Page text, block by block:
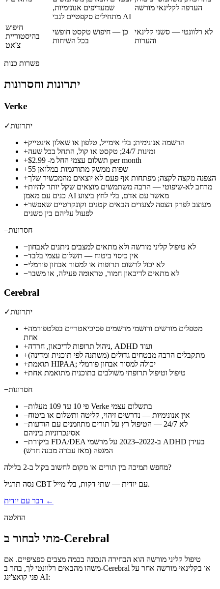
שמעדיפים אנונימיות,
מתחילים סקפטיים לגבי AI
העדפה לקלינאי מורשה
חיפוש
בהיסטוריית
צ'אט
כן — חיפוש טקסט חופשי
בכל השיחות
לא רלוונטי — סשני קלינאי
והערות
פשרות כנות
יתרונות וחסרונות
Verke
✓יתרונות
+הרשמה אנונימית; בלי אימייל, טלפון או שאלון אינטייק
+
זמינות 24/7; טקסט או קול, התחל בכל שעה
+
תשלום עצמי החל מ- $2.99 per month
+
55 שפות ממשק מתורגמות במלואן
+הצפנה מקצה לקצה; מפתחות אף פעם לא יוצאים מהמכשיר שלך
+מרחב לא-שיפוטי — הרבה משתמשים מוצאים שקל יותר להיות
כנים עם מאמן AI מאשר עם אדם, בלי לחץ ביצוע
+מעוצב לפרק הצפה לצעדים הבאים קטנים וקונקרטיים שאפשר
לפעול עליהם בין סשנים
−חסרונות
−לא טיפול קליני מורשה ולא מתאים למצבים ניתנים לאבחון
−אין כיסוי ביטוח — תשלום עצמי בלבד
−לא יכול לרשום תרופות או למסור אבחון פורמלי
−לא מתאים לדיכאון חמור, טראומה פעילה, או משבר
Cerebral
✓יתרונות
+מטפלים מורשים ורושמי מרשמים פסיכיאטריים בפלטפורמה
אחת
+
ניהול תרופות לדיכאון, חרדה, ADHD ועוד
+מתקבלים הרבה מבטחים גדולים (משתנה לפי תוכנית ומדינה)
+
תואמת HIPAA; יכולה למסור אבחון פורמלי
+טיפול וטיפול תרופתי משולבים בתוכנית מתואמת אחת
−חסרונות
−
פי 10 עד 109 מעלות Verke בתשלום עצמי
−אין אנונימיות — נדרשים זיהוי, קליטה ותשלום או ביטוח
−לא 24/7 — הטיפול רץ על תורים מתוזמנים עם הודעות
אסינכרוניות ביניהם
−ביקורת FDA/DEA ב-2022–2023 על מרשמי ADHD בעידן
המגפה (מאז עברה מבנה חדש)
מחפש תמיכה בין תורים או מקום לחשוב בקול ב-2 בלילה?
נסה תרגיל CBT עם יודית — שתי דקות, בלי מייל.
דבר עם יודית ←
החלטה
מתי לבחור ב-Cerebral
טיפול קליני מורשה הוא הבחירה הנכונה בכמה מצבים ספציפיים. אם
משהו מהבאים רלוונטי לך, בחר ב-Cerebral או בקלינאי מורשה אחר על
פני קואצ'ינג AI: